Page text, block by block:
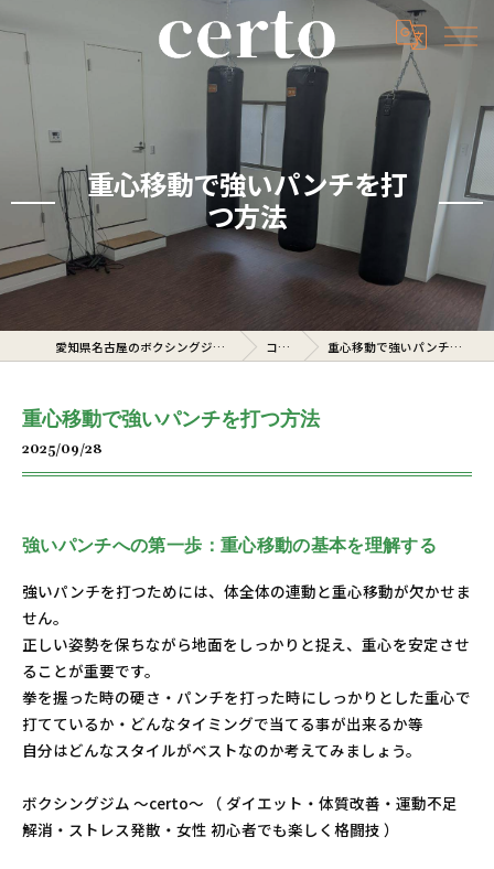
重心移動で強いパンチを打
つ方法
愛知県名古屋のボクシングジムならcerto コラム 重心移動で強いパンチを打つ方法
重心移動で強いパンチを打つ方法
2025/09/28
強いパンチへの第一歩：重心移動の基本を理解する
強いパンチを打つためには、体全体の連動と重心移動が欠かせま
せん。
正しい姿勢を保ちながら地面をしっかりと捉え、重心を安定させ
ることが重要です。
拳を握った時の硬さ・パンチを打った時にしっかりとした重心で
打てているか・どんなタイミングで当てる事が出来るか等
自分はどんなスタイルがベストなのか考えてみましょう。
ボクシングジム ～certo～ （ ダイエット・体質改善・運動不足
解消・ストレス発散・女性 初心者でも楽しく格闘技 ）